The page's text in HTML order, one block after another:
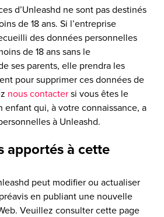
d’Unleashd ne sont pas destinés
de 18 ans. Si l’entreprise
des données personnelles
de 18 ans sans le
ses parents, elle prendra les
pour supprimer ces données de
nous contacter si vous êtes le
enfant qui, à votre connaissance, a
à Unleashd.
apportés à cette
peut modifier ou actualiser
en publiant une nouvelle
Veuillez consulter cette page